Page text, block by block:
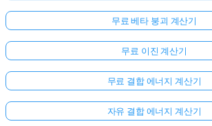
무료 베타 붕괴 계산기
무료 이진 계산기
무료 결합 에너지 계산기
자유 결합 에너지 계산기